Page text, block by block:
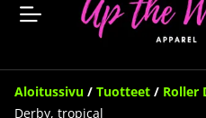
Aloitussivu / Tuotteet / Roller
Derby, tropical